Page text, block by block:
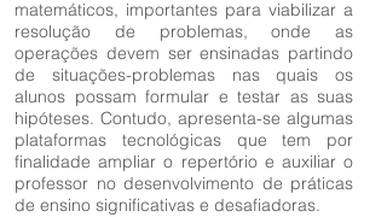
matemáticos, importantes para viabilizar a
resolução de problemas, onde as
operações devem ser ensinadas partindo
de situações-problemas nas quais os
alunos possam formular e testar as suas
hipóteses. Contudo, apresenta-se algumas
plataformas tecnológicas que tem por
finalidade ampliar o repertório e auxiliar o
professor no desenvolvimento de práticas
de ensino significativas e desafiadoras.